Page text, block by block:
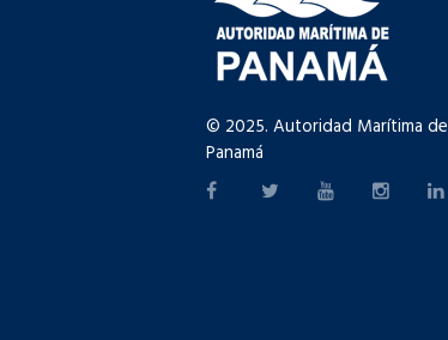
© 2025. Autoridad Marítima de
Panamá